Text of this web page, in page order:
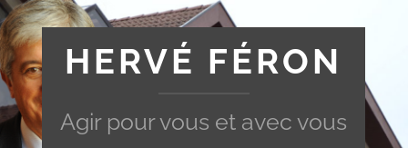
HERVÉ FÉRON
Agir pour vous et avec vous